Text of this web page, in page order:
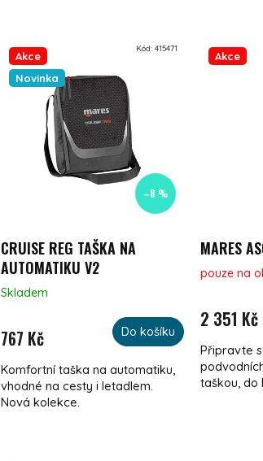
Akce
Novinka
–8 %
CRUISE REG TAŠKA NA
AUTOMATIKU V2
Skladem
767 Kč Do košíku
Komfortní taška na automatiku,
vhodné na cesty i letadlem.
Nová kolekce.
Kód: 415471
Akce
MARES
pouze na
2 351 Kč
Připravte
taškou, do